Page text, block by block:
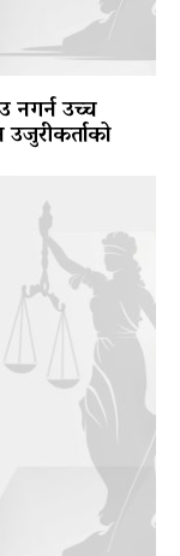
नगर्न उच्च